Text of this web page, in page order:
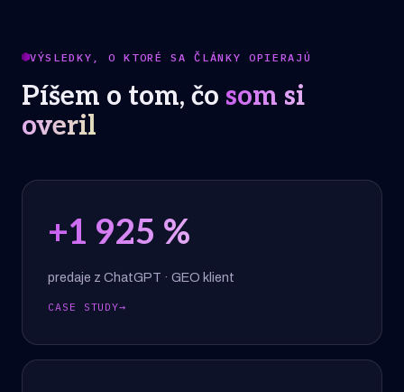
VÝSLEDKY, O KTORÉ SA ČLÁNKY OPIERAJÚ
Píšem o tom, čo som si
overil
+1 925 %
predaje z ChatGPT · GEO klient
CASE STUDY→